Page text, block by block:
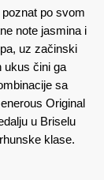
po svom
note jasmina i
uz začinski
ukus čini ga
sa
Original
u Briselu
klase.